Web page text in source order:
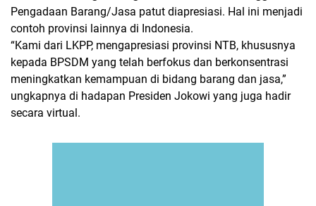
Pengadaan Barang/Jasa patut diapresiasi. Hal ini menjadi
contoh provinsi lainnya di Indonesia.
“Kami dari LKPP, mengapresiasi provinsi NTB, khususnya
kepada BPSDM yang telah berfokus dan berkonsentrasi
meningkatkan kemampuan di bidang barang dan jasa,”
ungkapnya di hadapan Presiden Jokowi yang juga hadir
secara virtual.